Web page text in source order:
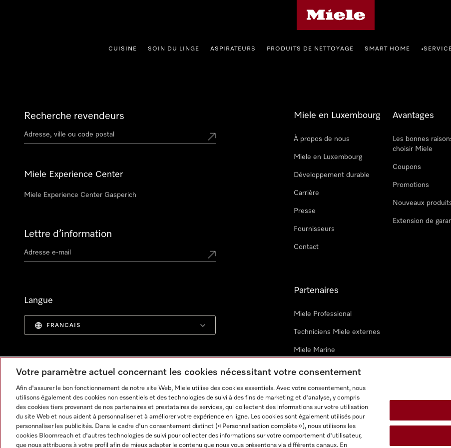
CUISINE SOIN DU LINGE ASPIRATEURS PRODUITS DE NETTOYAGE SMART HOME •
Recherche revendeurs
Miele Experience Center
Miele Experience Center Gasperich
Lettre d’information
Langue
FRANCAIS
Miele en Luxembourg
À propos de nous
Miele en Luxembourg
Développement durable
Carrière
Presse
Fournisseurs
Contact
Avantages
Les bonnes
choisir Miele
Coupons
Promotions
Nouveaux
Extension de
Partenaires
Miele Professional
Techniciens Miele externes
Miele Marine
Architectes & promoteurs
Informations légales CGV Protection des données Conditions d’utilisation Déclaration d'accessibilité
Votre paramètre actuel concernant les cookies nécessitant votre consentement
Afin d'assurer le bon fonctionnement de notre site Web, Miele utilise des cookies essentiels. Avec votre consentement, nous
utilisons également des cookies non essentiels et des technologies de suivi à des fins de marketing et d'analyse, y compris
des cookies tiers provenant de nos partenaires et prestataires de services, qui collectent des informations sur votre utilisation
du site Web et nous aident à personnaliser et à améliorer votre expérience en ligne. Les cookies sont également utilisés pour
personnaliser les publicités. Dans le cadre d'un consentement distinct (« Personnalisation complète »), nous utilisons les
cookies Bloomreach et d'autres technologies de suivi pour collecter des informations sur votre comportement d'utilisateur,
que nous attribuons à votre profil afin de mieux adapter le contenu que nous vous présentons via différents canaux. En